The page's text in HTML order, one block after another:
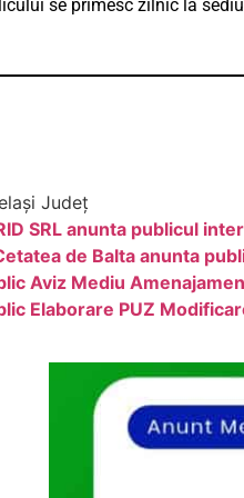
se primesc zilnic la
Județ
SRL anunta publicul
de Balta anunta
Aviz Mediu
Elaborare PUZ